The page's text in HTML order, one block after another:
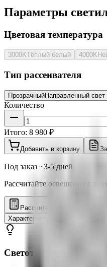
Параметры
Цветовая температура
3000KТёплый белый 4000K
Тип рассеивателя
ПрозрачныйНаправленный свет
Количество
Итого: 8 980 ₽
Добавить в корзину
Под заказ ~3-5 дней
Рассчитайте освещение с
Рассчитать освещение
Характеристики
Светотехнические